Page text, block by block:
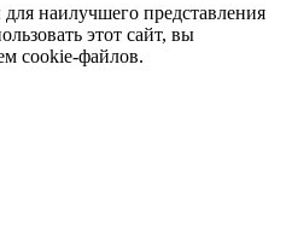
наилучшего представления
этот сайт, вы
cookie-файлов.